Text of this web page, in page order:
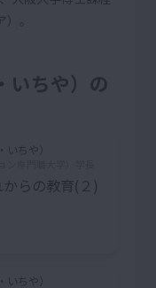
。
いちや）の
ちや）
らの教育(２)
ちや）